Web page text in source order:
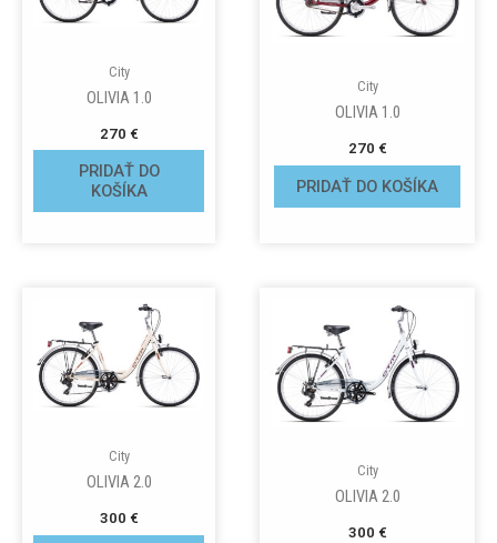
City
OLIVIA 1.0
270 €
PRIDAŤ DO
KOŠÍKA
City
OLIVIA 1.0
270 €
PRIDAŤ DO KOŠÍKA
City
OLIVIA 2.0
300 €
City
OLIVIA 2.0
300 €